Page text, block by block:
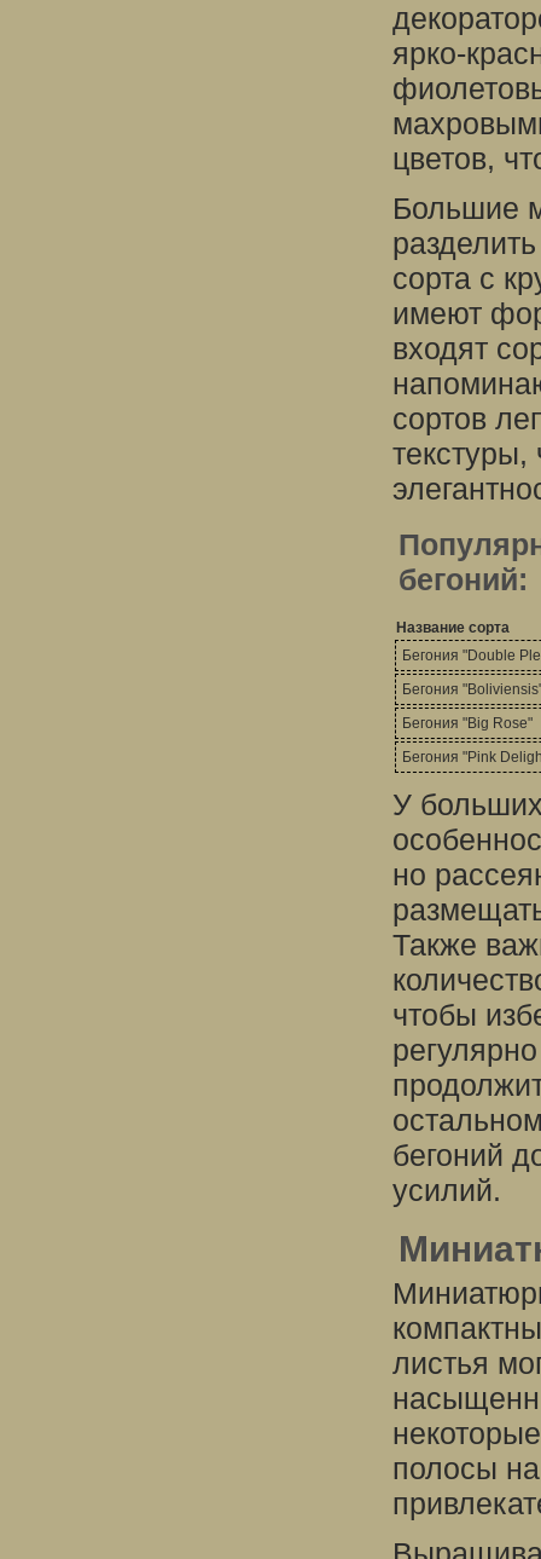
ярко-
цветов,
Большие
сорта с
имеют
входят
сортов
бегоний:
Название сорта
Бегония "Double
Бегония
Бегония "Big Rose"
Бегония "Pink
У
но
Также
чтобы
бегоний
усилий.
листья
полосы